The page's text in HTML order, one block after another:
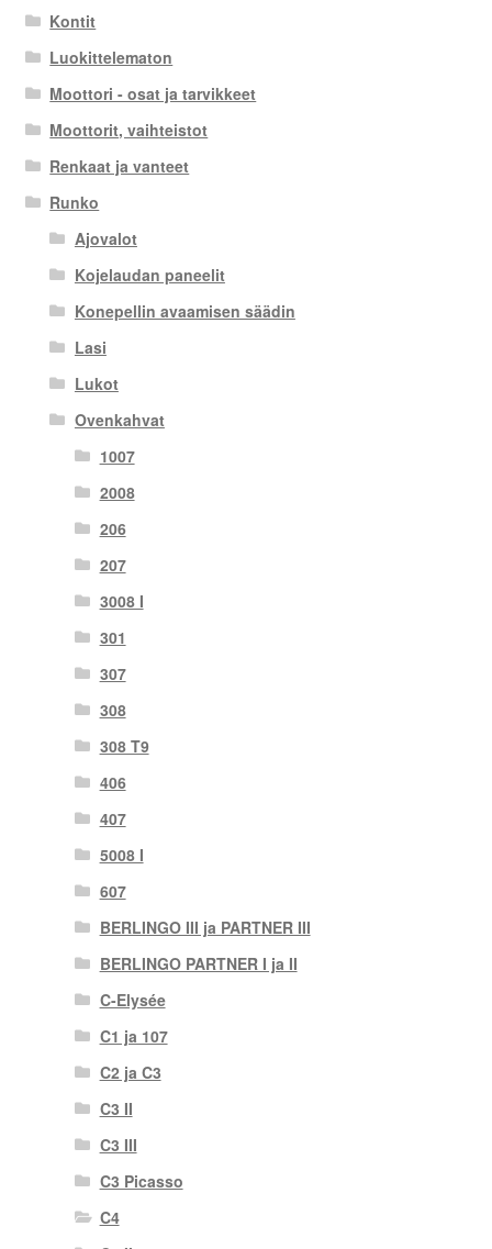
Kontit
Luokittelematon
Moottori - osat ja tarvikkeet
Moottorit, vaihteistot
Renkaat ja vanteet
Runko
Ajovalot
Kojelaudan paneelit
Konepellin avaamisen säädin
Lasi
Lukot
Ovenkahvat
1007
2008
206
207
3008 I
301
307
308
308 T9
406
407
5008 I
607
BERLINGO III ja PARTNER III
BERLINGO PARTNER I ja II
C-Elysée
C1 ja 107
C2 ja C3
C3 II
C3 III
C3 Picasso
C4